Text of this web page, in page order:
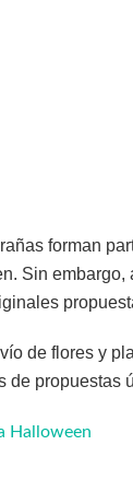
forman
Sin
de flores y
de propuestas
Halloween